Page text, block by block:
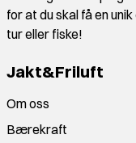
for at du skal få en
tur eller fiske!
Jakt&Friluft
Om oss
Bærekraft